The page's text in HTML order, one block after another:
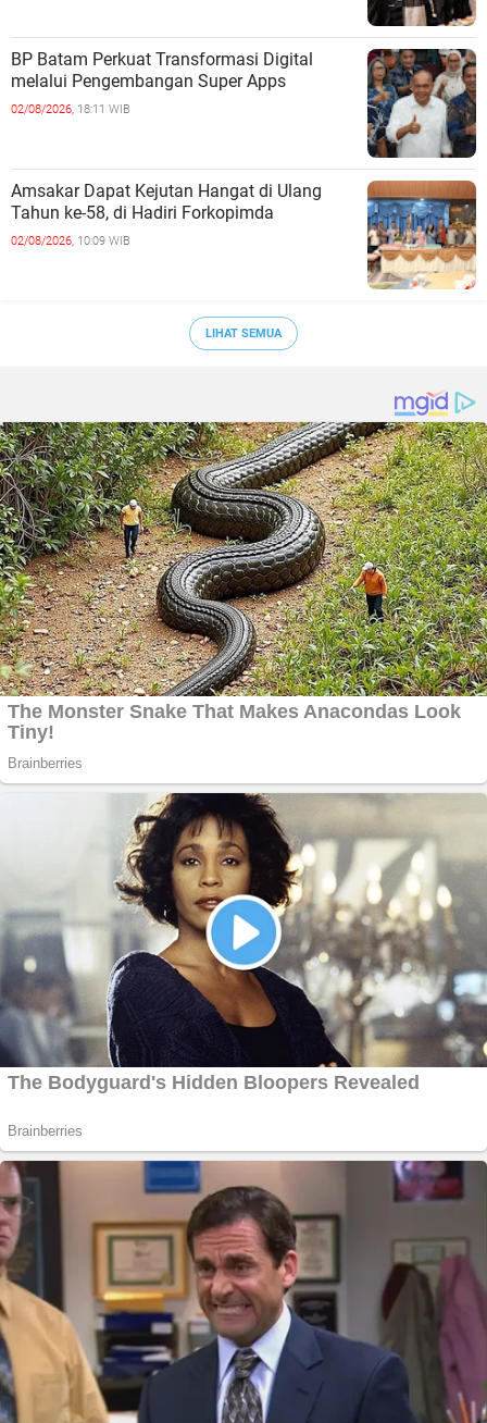
BP Batam Perkuat Transformasi Digital
melalui Pengembangan Super Apps
02/08/2026, 18:11 WIB
Amsakar Dapat Kejutan Hangat di Ulang
Tahun ke-58, di Hadiri Forkopimda
02/08/2026, 10:09 WIB
LIHAT SEMUA